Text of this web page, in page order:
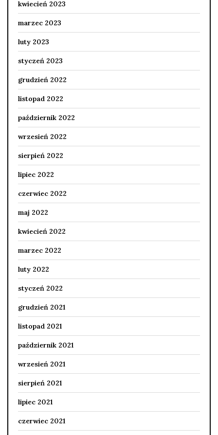
kwiecień 2023
marzec 2023
luty 2023
styczeń 2023
grudzień 2022
listopad 2022
październik 2022
wrzesień 2022
sierpień 2022
lipiec 2022
czerwiec 2022
maj 2022
kwiecień 2022
marzec 2022
luty 2022
styczeń 2022
grudzień 2021
listopad 2021
październik 2021
wrzesień 2021
sierpień 2021
lipiec 2021
czerwiec 2021